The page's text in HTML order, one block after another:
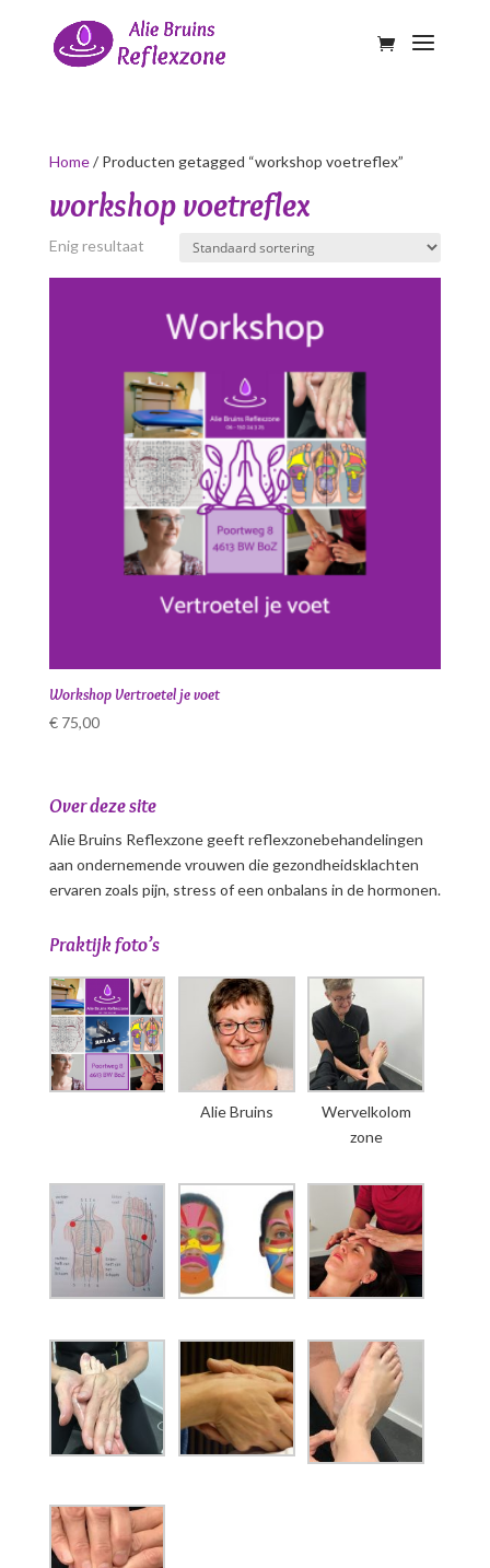
Home/ Producten getagged “workshop voetreflex”
workshop voetreflex
Enig resultaat
Workshop Vertroetel je voet
€75,00
Over deze site
Alie Bruins Reflexzone geeft reflexzonebehandelingen
aan ondernemende vrouwen die gezondheidsklachten
ervaren zoals pijn, stress of een onbalans in de hormonen.
Praktijk foto’s
Alie Bruins
Wervelkolom
zone